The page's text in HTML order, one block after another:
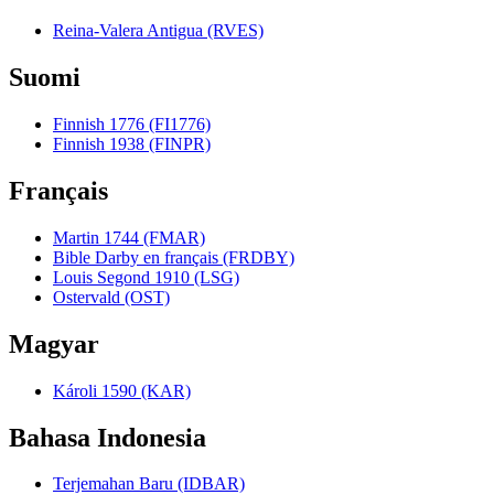
Reina-Valera Antigua (RVES)
Suomi
Finnish 1776 (FI1776)
Finnish 1938 (FINPR)
Français
Martin 1744 (FMAR)
Bible Darby en français (FRDBY)
Louis Segond 1910 (LSG)
Ostervald (OST)
Magyar
Károli 1590 (KAR)
Bahasa Indonesia
Terjemahan Baru (IDBAR)